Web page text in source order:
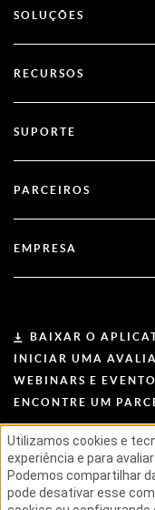
SecurID
SOLUÇÕES
Autenticação Multifator
Serviços financeiros
RECURSOS
Blog
Documentação
SUPORTE
Suporte ao Cliente
PARCEIROS
Torne-se um parceiro
EMPRESA
Liderança
Notícias e imprensa
Recursos
Carreiras
BAIXAR O
INICIAR UMA
WEBINARS E
ENCONTRE UM
TERMOS DE USO
CONTRATOS
PRINCÍPIOS DO
CADEIA DE
Utilizamos cookies e
experiência e para
Podemos compartilhar
pode desativar esse